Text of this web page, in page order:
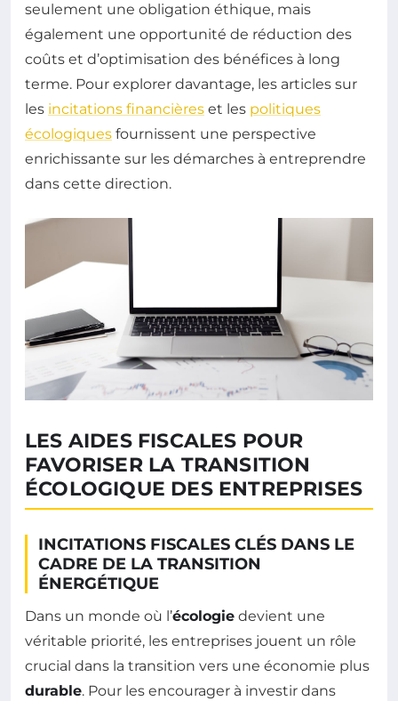
seulement une obligation éthique, mais
également une opportunité de réduction des
coûts et d’optimisation des bénéfices à long
terme. Pour explorer davantage, les articles sur
les incitations financières et les politiques
écologiques fournissent une perspective
enrichissante sur les démarches à entreprendre
dans cette direction.
LES AIDES FISCALES POUR
FAVORISER LA TRANSITION
ÉCOLOGIQUE DES ENTREPRISES
INCITATIONS FISCALES CLÉS DANS LE
CADRE DE LA TRANSITION
ÉNERGÉTIQUE
Dans un monde où l’écologie devient une
véritable priorité, les entreprises jouent un rôle
crucial dans la transition vers une économie plus
durable. Pour les encourager à investir dans